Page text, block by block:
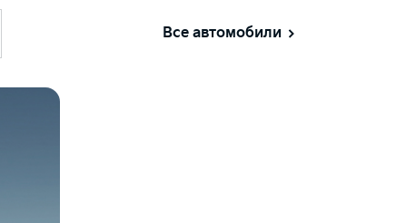
Все автомобили